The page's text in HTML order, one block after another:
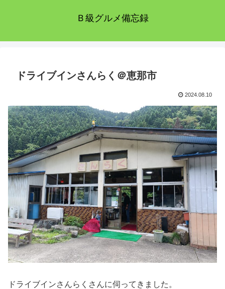
Ｂ級グルメ備忘録
ドライブインさんらく＠恵那市
2024.08.10
ドライブインさんらくさんに伺ってきました。